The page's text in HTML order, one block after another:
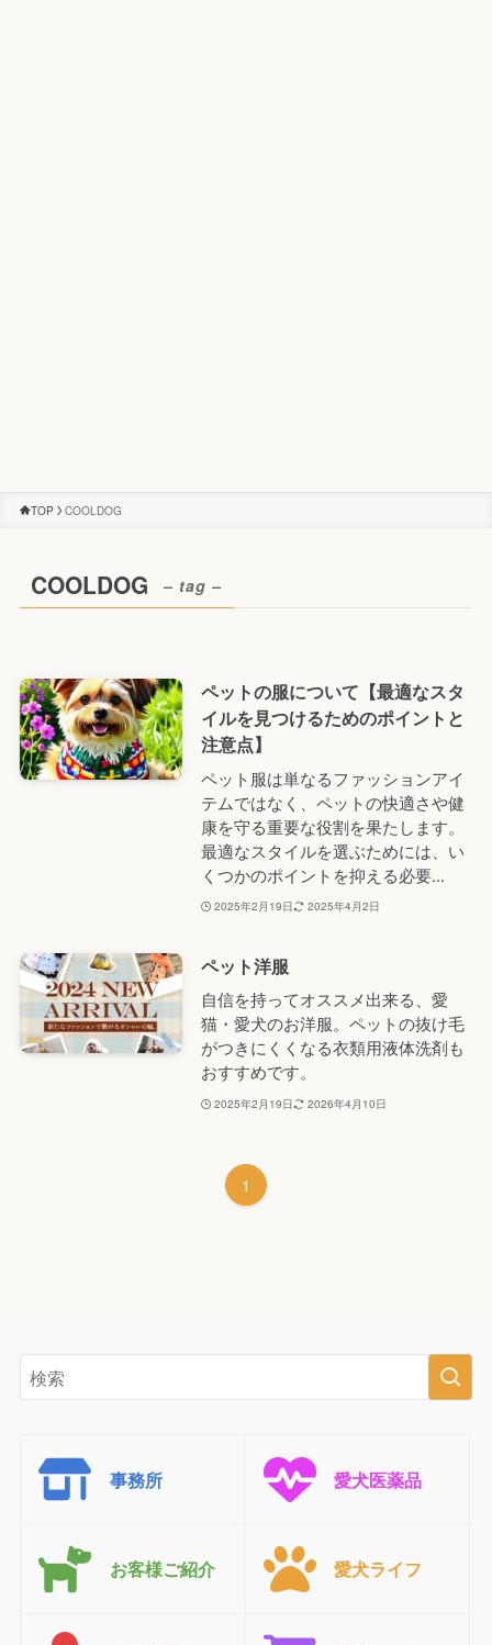
TOP COOLDOG
COOLDOG – tag –
ペットの服について【最適なスタ
イルを見つけるためのポイントと
注意点】
ペット服は単なるファッションアイ
テムではなく、ペットの快適さや健
康を守る重要な役割を果たします。
最適なスタイルを選ぶためには、い
くつかのポイントを抑える必要...
2025年2月19日 2025年4月2日
ペット洋服
自信を持ってオススメ出来る、愛
猫・愛犬のお洋服。ペットの抜け毛
がつきにくくなる衣類用液体洗剤も
おすすめです。
2025年2月19日 2026年4月10日
1
事務所 愛犬医薬品
お客様ご紹介 愛犬ライフ